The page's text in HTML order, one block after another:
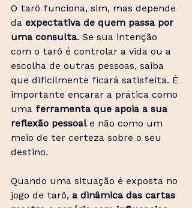
O tarô funciona, sim, mas depende
da expectativa de quem passa por
uma consulta. Se sua intenção
com o tarô é controlar a vida ou a
escolha de outras pessoas, saiba
que dificilmente ficará satisfeita. É
importante encarar a prática como
uma ferramenta que apoia a sua
reflexão pessoal e não como um
meio de ter certeza sobre o seu
destino.
Quando uma situação é exposta no
jogo de tarô, a dinâmica das cartas